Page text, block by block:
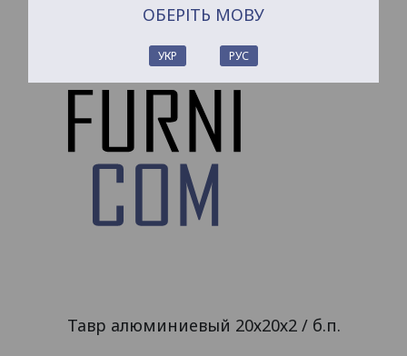
Тавр алюминиевый 20х20х2 / б.п.
ОБЕРІТЬ МОВУ
УКР РУС